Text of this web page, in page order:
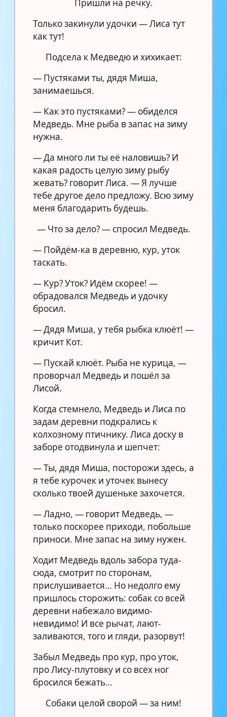
Пришли на речку.
Только закинули удочки — Лиса тут
как тут!
Подсела к Медведю и хихикает:
— Пустяками ты, дядя Миша,
занимаешься.
— Как это пустяками? — обиделся
Медведь. Мне рыба в запас на зиму
нужна.
— Да много ли ты её наловишь? И
какая радость целую зиму рыбу
жевать? говорит Лиса. — Я лучше
тебе другое дело предложу. Всю зиму
меня благодарить будешь.
— Что за дело? — спросил Медведь.
— Пойдём-ка в деревню, кур, уток
таскать.
— Кур? Уток? Идём скорее! —
обрадовался Медведь и удочку
бросил.
— Дядя Миша, у тебя рыбка клюёт! —
кричит Кот.
— Пускай клюёт. Рыба не курица, —
проворчал Медведь и пошёл за
Лисой.
Когда стемнело, Медведь и Лиса по
задам деревни подкрались к
колхозному птичнику. Лиса доску в
заборе отодвинула и шепчет:
— Ты, дядя Миша, посторожи здесь, а
я тебе курочек и уточек вынесу
сколько твоей душеньке захочется.
— Ладно, — говорит Медведь, —
только поскорее приходи, побольше
приноси. Мне запас на зиму нужен.
Ходит Медведь вдоль забора туда-
сюда, смотрит по сторонам,
прислушивается… Но недолго ему
пришлось сторожить: собак со всей
деревни набежало видимо-
невидимо! И все рычат, лают-
заливаются, того и гляди, разорвут!
Забыл Медведь про кур, про уток,
про Лису-плутовку и со всех ног
бросился бежать…
Собаки целой сворой — за ним!